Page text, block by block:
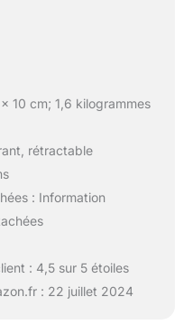
10 cm; 1,6 kilogrammes
rétractable
: Information
: 4,5 sur 5 étoiles
: 22 juillet 2024